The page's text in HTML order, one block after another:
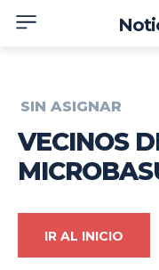
SIN ASIGNAR
VECINOS
IR AL INICIO